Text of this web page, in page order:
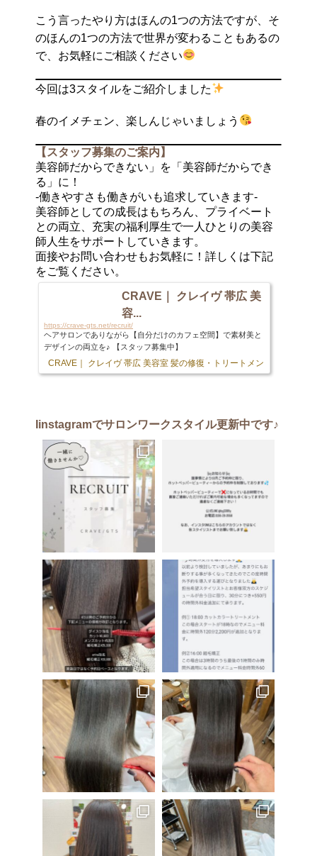
こう言ったやり方はほんの1つの方法ですが、そ
のほんの1つの方法で世界が変わることもあるの
で、お気軽にご相談ください
今回は3スタイルをご紹介しました
春のイメチェン、楽しんじゃいましょう
【スタッフ募集のご案内】
美容師だからできない」を「美容師だからでき
る」に！
-働きやすさも働きがいも追求していきます-
美容師としての成長はもちろん、プライベート
との両立、充実の福利厚生で一人ひとりの美容
師人生をサポートしていきます。
面接やお問い合わせもお気軽に！詳しくは下記
をご覧ください。
CRAVE｜ クレイヴ 帯広 美
容...
https://crave-gts.net/recruit/
ヘアサロンでありながら【自分だけのカフェ空間】で素材美と
デザインの両立を♪ 【スタッフ募集中】
CRAVE｜ クレイヴ 帯広 美容室 髪の修復・トリートメント専門店
Iinstagramでサロンワークスタイル更新中です♪